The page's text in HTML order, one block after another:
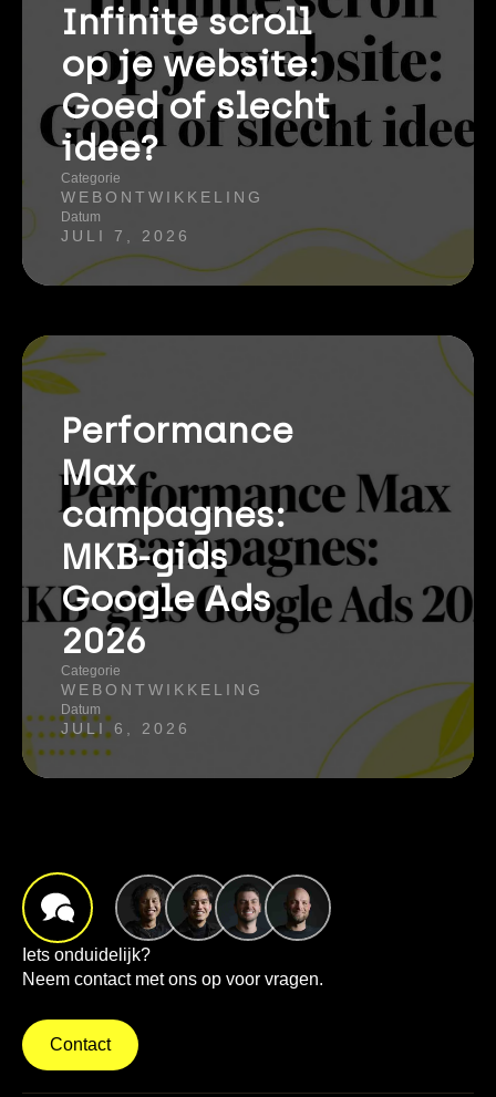
Infinite scroll
op je website:
Goed of slecht
idee?
Categorie
WEBONTWIKKELING
Datum
JULI 7, 2026
Performance
Max
campagnes:
MKB-gids
Google Ads
2026
Categorie
WEBONTWIKKELING
Datum
JULI 6, 2026
Iets onduidelijk?
Neem contact met ons op voor vragen.
Contact